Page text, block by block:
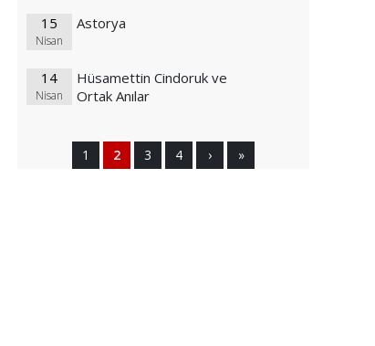
15
Nisan
Astorya
14
Nisan
Hüsamettin Cindoruk ve
Ortak Anılar
1 2 3 4 › »